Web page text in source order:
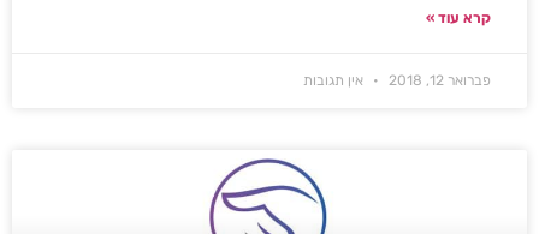
קרא עוד »
פברואר 12, 2018 אין תגובות